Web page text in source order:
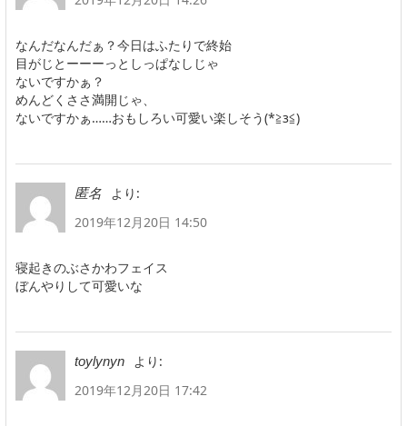
なんだなんだぁ？今日はふたりで終始
目がじとーーーっとしっぱなしじゃ
ないですかぁ？
めんどくささ満開じゃ、
ないですかぁ……おもしろい可愛い楽しそう(*≧з≦)
匿名
より:
2019年12月20日 14:50
寝起きのぶさかわフェイス
ぼんやりして可愛いな
toylynyn
より:
2019年12月20日 17:42